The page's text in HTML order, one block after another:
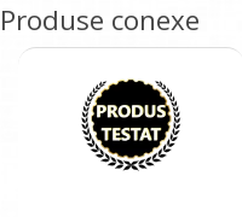
Produse conexe